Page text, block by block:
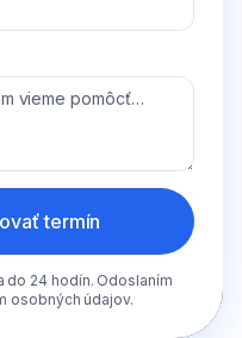
termín
24 hodín. Odoslaním
osobných údajov.